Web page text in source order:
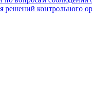
контрольного